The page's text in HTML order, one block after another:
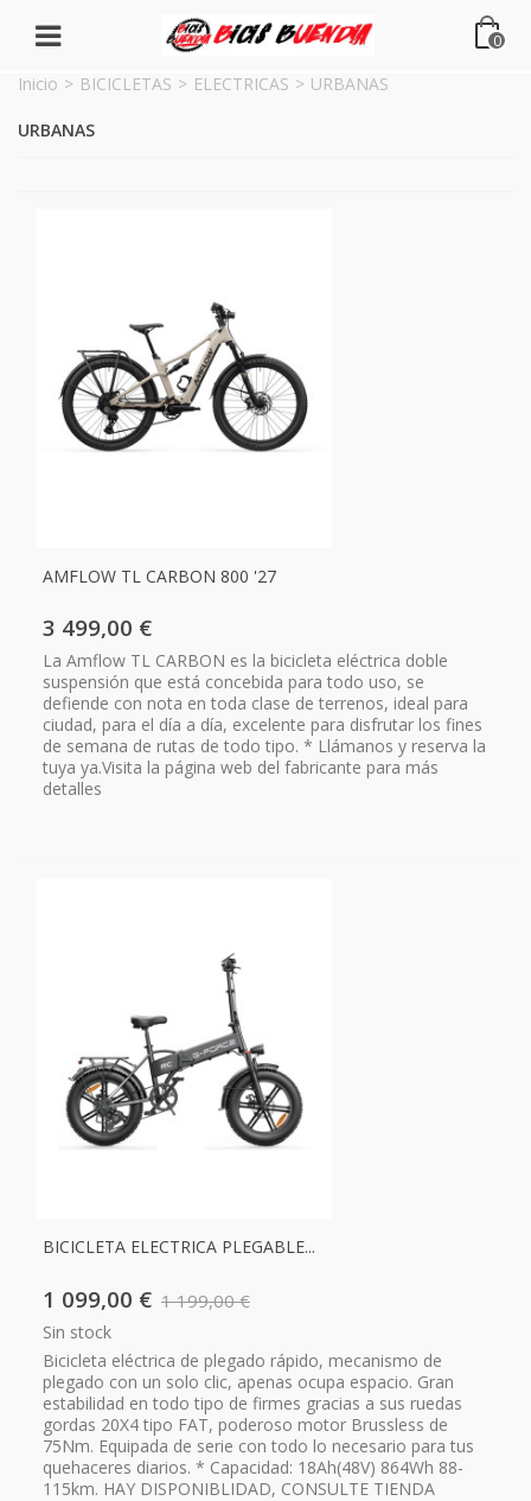
0
Inicio > BICICLETAS > ELECTRICAS > URBANAS
URBANAS
AMFLOW TL CARBON 800 '27
3 499,00 €
La Amflow TL CARBON es la bicicleta eléctrica doble
suspensión que está concebida para todo uso, se
defiende con nota en toda clase de terrenos, ideal para
ciudad, para el día a día, excelente para disfrutar los fines
de semana de rutas de todo tipo. * Llámanos y reserva la
tuya ya.Visita la página web del fabricante para más
detalles
BICICLETA ELECTRICA PLEGABLE...
1 099,00 € 1 199,00 €
Sin stock
Bicicleta eléctrica de plegado rápido, mecanismo de
plegado con un solo clic, apenas ocupa espacio. Gran
estabilidad en todo tipo de firmes gracias a sus ruedas
gordas 20X4 tipo FAT, poderoso motor Brussless de
75Nm. Equipada de serie con todo lo necesario para tus
quehaceres diarios. * Capacidad: 18Ah(48V) 864Wh 88-
115km. HAY DISPONIBLIDAD, CONSULTE TIENDA